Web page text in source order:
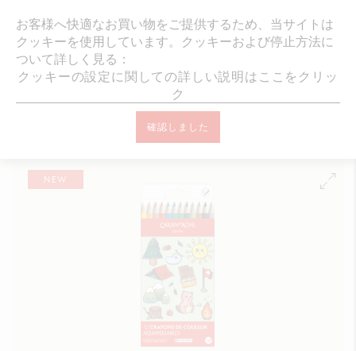
オンラインブティック ホーム 画材 色鉛筆
ウンテン セット スイスカラー水溶性色鉛筆 12色
NEW
お客様へ快適なお買い物をご提供するため、当サイトは
クッキーを使用しています。クッキーおよび停止方法に
ついて詳しく見る：
クッキーの設定に関しての詳しい説明はここをクリッ
ク
確認しました